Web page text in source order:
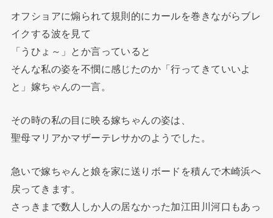
オフショアに煽られて規則的にカールを巻きながらブレ
イクする波を見て
「うひょ～」とか言っていると
そんな私の姿を不憫に感じたのか「行ってきていいよ
と」嫁ちゃんの一言。
その時の私の目に映る嫁ちゃんの姿は、
聖母マリアかマザーテレサかのようでした。
急いで嫁ちゃんと娘を家に送りボードを積んで木崎浜へ
戻ってきます。
さっきまで数人しか人の居なかった加江田川河口もあっ